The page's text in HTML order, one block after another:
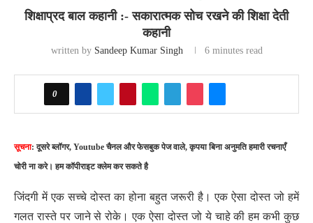
शिक्षाप्रद बाल कहानी :- सकारात्मक सोच रखने की शिक्षा देती
कहानी
written by Sandeep Kumar Singh 6 minutes read
0
सूचना: दूसरे ब्लॉगर, Youtube चैनल और फेसबुक पेज वाले, कृपया बिना अनुमति हमारी रचनाएँ
चोरी ना करे। हम कॉपीराइट क्लेम कर सकते है
जिंदगी में एक सच्चे दोस्त का होना बहुत जरूरी है। एक ऐसा दोस्त जो हमें
गलत रास्ते पर जाने से रोके। एक ऐसा दोस्त जो ये चाहे की हम कभी कुछ